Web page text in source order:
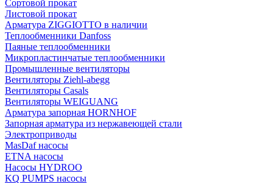
Сортовой прокат
Листовой прокат
Арматура ZIGGIOTTO в наличии
Теплообменники Danfoss
Паяные теплообменники
Микропластинчатые теплообменники
Промышленные вентиляторы
Вентиляторы Ziehl-abegg
Вентиляторы Casals
Вентиляторы WEIGUANG
Арматура запорная HORNHOF
Запорная арматура из нержавеющей стали
Электроприводы
MasDaf насосы
ETNA насосы
Насосы HYDROO
KQ PUMPS насосы